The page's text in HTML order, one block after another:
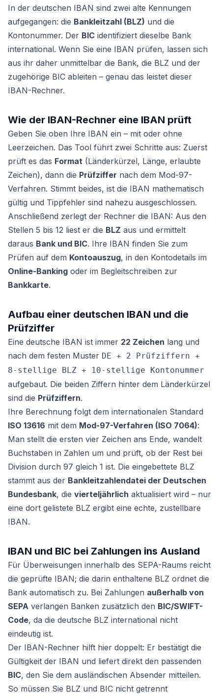
In der deutschen IBAN sind zwei alte Kennungen
aufgegangen: die Bankleitzahl (BLZ) und die
Kontonummer. Der BIC identifiziert dieselbe Bank
international. Wenn Sie eine IBAN prüfen, lassen sich
aus ihr daher unmittelbar die Bank, die BLZ und der
zugehörige BIC ableiten – genau das leistet dieser
IBAN-Rechner.
Wie der IBAN-Rechner eine IBAN prüft
Geben Sie oben Ihre IBAN ein – mit oder ohne
Leerzeichen. Das Tool führt zwei Schritte aus: Zuerst
prüft es das Format (Länderkürzel, Länge, erlaubte
Zeichen), dann die Prüfziffer nach dem Mod-97-
Verfahren. Stimmt beides, ist die IBAN mathematisch
gültig und Tippfehler sind nahezu ausgeschlossen.
Anschließend zerlegt der Rechner die IBAN: Aus den
Stellen 5 bis 12 liest er die BLZ aus und ermittelt
daraus Bank und BIC. Ihre IBAN finden Sie zum
Prüfen auf dem Kontoauszug, in den Kontodetails im
Online-Banking oder im Begleitschreiben zur
Bankkarte.
Aufbau einer deutschen IBAN und die
Prüfziffer
Eine deutsche IBAN ist immer 22 Zeichen lang und
nach dem festen Muster DE + 2 Prüfziffern +
8-stellige BLZ + 10-stellige Kontonummer
aufgebaut. Die beiden Ziffern hinter dem Länderkürzel
sind die Prüfziffern.
Ihre Berechnung folgt dem internationalen Standard
ISO 13616 mit dem Mod-97-Verfahren (ISO 7064):
Man stellt die ersten vier Zeichen ans Ende, wandelt
Buchstaben in Zahlen um und prüft, ob der Rest bei
Division durch 97 gleich 1 ist. Die eingebettete BLZ
stammt aus der Bankleitzahlendatei der Deutschen
Bundesbank, die vierteljährlich aktualisiert wird – nur
eine dort gelistete BLZ ergibt eine echte, zustellbare
IBAN.
IBAN und BIC bei Zahlungen ins Ausland
Für Überweisungen innerhalb des SEPA-Raums reicht
die geprüfte IBAN; die darin enthaltene BLZ ordnet die
Bank automatisch zu. Bei Zahlungen außerhalb von
SEPA verlangen Banken zusätzlich den BIC/SWIFT-
Code, da die deutsche BLZ international nicht
eindeutig ist.
Der IBAN-Rechner hilft hier doppelt: Er bestätigt die
Gültigkeit der IBAN und liefert direkt den passenden
BIC, den Sie dem ausländischen Absender mitteilen.
So müssen Sie BLZ und BIC nicht getrennt